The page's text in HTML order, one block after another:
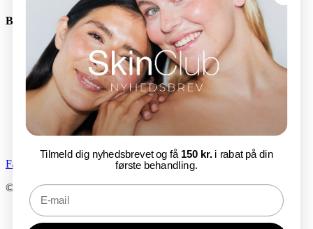
Bliv en del af SkinClub
E-mail
Tilmeld nu
Facebook-f
Instagram
© SkinClub 2025
Tilmeld dig nyhedsbrevet og få 150 kr.i rabat på din
første behandling.